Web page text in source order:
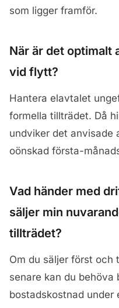
som ligger framför.
När är det optimalt
vid flytt?
Hantera elavtalet
formella tillträdet. Då
undviker det anvisade
oönskad första-
Vad händer med
säljer min
tillträdet?
Om du säljer först och
senare kan du behöva
bostadskostnad under